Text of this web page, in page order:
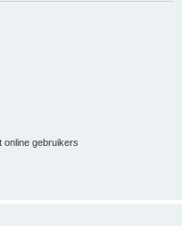
online gebruikers